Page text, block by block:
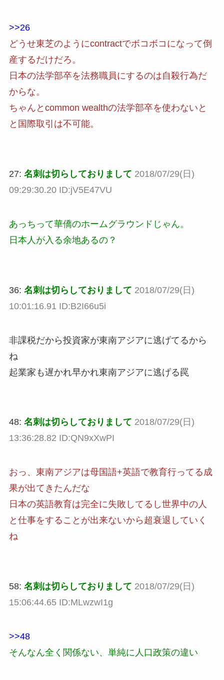
>>26
どうせ東芝のようにcontractでボコボコになって倒
産するだけだろ。
日本の法学部卒を法務職員にするのは自殺行為だ
からな。
ちゃんとcommon wealthの法学部卒を使わないと
と国際取引は不可能。
27: 名刺は切らしておりまして 2018/07/29(日)
09:29:30.20 ID:jV5E47VU
あっちって華僑のホームグラウンドじゃん。
日本人が入る余地あるの？
36: 名刺は切らしておりまして 2018/07/29(日)
10:01:16.91 ID:B2I66u5i
非課税だから投資家が東南アジアに逃げてるから
ね
起業家も遅かれ早かれ東南アジアに逃げる罠
48: 名刺は切らしておりまして 2018/07/29(日)
13:36:28.82 ID:QN9xXwPI
おっ、東南アジアは母国語+英語で教育行ってる成
果が出てきたんだな
日本の英語教育は完全に失敗してるし世界中の人
と仕事をすることが出来ないから超衰退していく
ね
58: 名刺は切らしておりまして 2018/07/29(日)
15:06:44.65 ID:MLwzwI1g
>>48
そんなん全く関係ない、単純に人口政策の違い